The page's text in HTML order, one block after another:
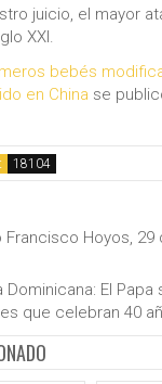
juicio, el mayor
XXI.
bebés
en China se
Francisco Hoyos, 29
Dominicana: El
que celebran 40